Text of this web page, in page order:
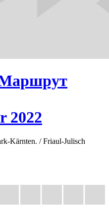
2022
Kärnten. /Friaul-Julisch